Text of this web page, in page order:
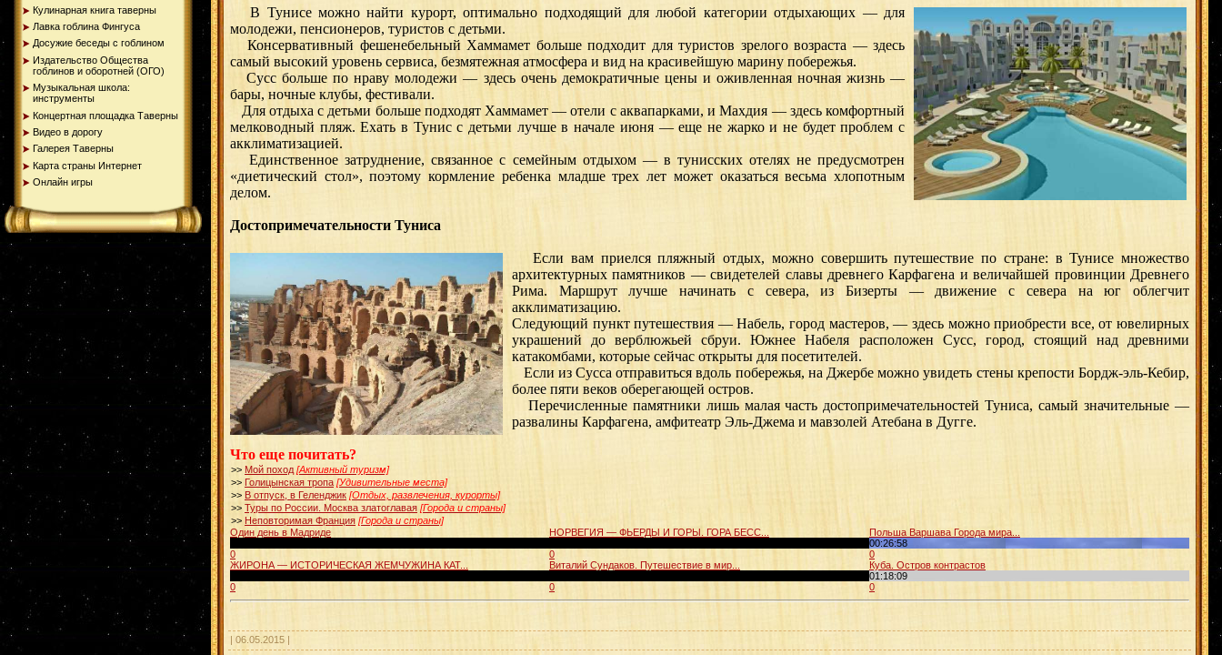
Кулинарная книга таверны
Лавка гоблина Фингуса
Досужие беседы с гоблином
Издательство Общества
гоблинов и оборотней (ОГО)
Музыкальная школа:
инструменты
Концертная площадка Таверны
Видео в дорогу
Галерея Таверны
Карта страны Интернет
Онлайн игры
В Тунисе можно найти курорт, оптимально подходящий для любой категории отдыхающих — для
молодежи, пенсионеров, туристов с детьми.
Консервативный фешенебельный Хаммамет больше подходит для туристов зрелого возраста — здесь
самый высокий уровень сервиса, безмятежная атмосфера и вид на красивейшую марину побережья.
Сусс больше по нраву молодежи — здесь очень демократичные цены и оживленная ночная жизнь —
бары, ночные клубы, фестивали.
Для отдыха с детьми больше подходят Хаммамет — отели с аквапарками, и Махдия — здесь комфортный
мелководный пляж. Ехать в Тунис с детьми лучше в начале июня — еще не жарко и не будет проблем с
акклиматизацией.
Единственное затруднение, связанное с семейным отдыхом — в тунисских отелях не предусмотрен
«диетический стол», поэтому кормление ребенка младше трех лет может оказаться весьма хлопотным
делом.
Достопримечательности Туниса
Если вам приелся пляжный отдых, можно совершить путешествие по стране: в Тунисе множество
архитектурных памятников — свидетелей славы древнего Карфагена и величайшей провинции Древнего
Рима. Маршрут лучше начинать с севера, из Бизерты — движение с севера на юг облегчит
акклиматизацию.
Следующий пункт путешествия — Набель, город мастеров, — здесь можно приобрести все, от ювелирных
украшений до верблюжьей сбруи. Южнее Набеля расположен Сусс, город, стоящий над древними
катакомбами, которые сейчас открыты для посетителей.
Если из Сусса отправиться вдоль побережья, на Джербе можно увидеть стены крепости Бордж-эль-Кебир,
более пяти веков оберегающей остров.
Перечисленные памятники лишь малая часть достопримечательностей Туниса, самый значительные —
развалины Карфагена, амфитеатр Эль-Джема и мавзолей Атебана в Дугге.
Что еще почитать?
>> Мой поход [Активный туризм]
>> Голицынская тропа [Удивительные места]
>> В отпуск, в Геленджик [Отдых, развлечения, курорты]
>> Туры по России. Москва златоглавая [Города и страны]
>> Неповторимая Франция [Города и страны]
Один день в Мадриде
0
НОРВЕГИЯ — ФЬЕРДЫ И ГОРЫ. ГОРА БЕСС...
0
Польша Варшава Города мира...
00:26:58
0
ЖИРОНА — ИСТОРИЧЕСКАЯ ЖЕМЧУЖИНА КАТ...
0
Виталий Сундаков. Путешествие в мир...
0
Куба. Остров контрастов
01:18:09
0
| 06.05.2015 |